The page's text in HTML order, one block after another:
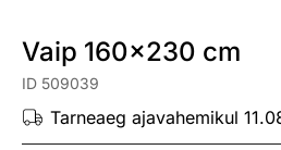
Vaip 160x230 cm
ID 509039
Tarneaeg ajavahemikul